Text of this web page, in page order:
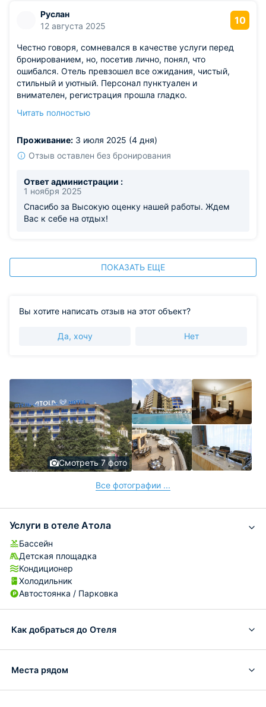
Руслан
12 августа 2025
10
Честно говоря, сомневался в качестве услуги перед
бронированием, но, посетив лично, понял, что
ошибался. Отель превзошел все ожидания, чистый,
стильный и уютный. Персонал пунктуален и
внимателен, регистрация прошла гладко.
комфортного отдыха. Гигиенические стандарты
возникло, отзывы пишу искренние и положительные.
Читать полностью
Проживание: 3 июля 2025 (4 дня)
Отзыв оставлен без бронирования
Ответ администрации :
1 ноября 2025
Спасибо за Высокую оценку нашей работы. Ждем
Вас к себе на отдых!
ПОКАЗАТЬ ЕЩЕ
Вы хотите написать отзыв на этот объект?
Да, хочу Нет
Смотреть 7 фото
Все фотографии ...
Услуги в отеле Атола
Бассейн
Детская площадка
Кондиционер
Холодильник
Автостоянка / Парковка
Как добраться до Отеля
Места рядом